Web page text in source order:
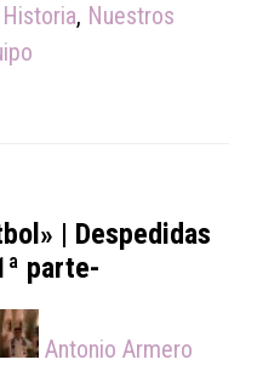
, Nuestros
| Despedidas
parte-
Antonio Armero